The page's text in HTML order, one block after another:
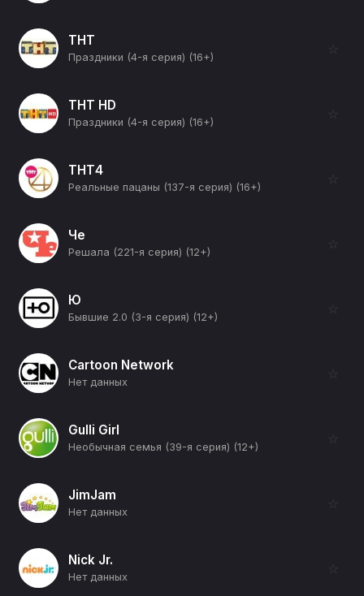
ТНТ
Праздники (4-я серия) (16+)
☆
ТНТ HD
Праздники (4-я серия) (16+)
☆
ТНТ4
Реальные пацаны (137-я серия) (16+)
☆
Че
Решала (221-я серия) (12+)
☆
Ю
Бывшие 2.0 (3-я серия) (12+)
☆
Cartoon Network
Нет данных
☆
Gulli Girl
Необычная семья (39-я серия) (12+)
☆
JimJam
Нет данных
☆
Nick Jr.
Нет данных
☆